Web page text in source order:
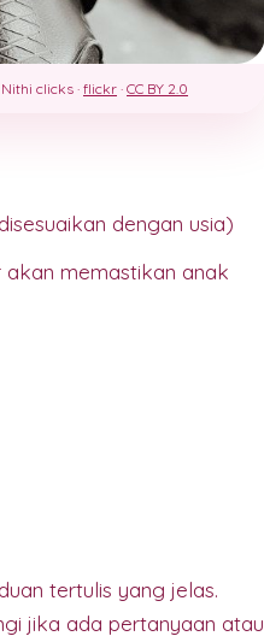
Nithi clicks ·flickr · CC BY 2.0
dengan usia)
memastikan anak
tertulis yang jelas.
jika ada pertanyaan atau